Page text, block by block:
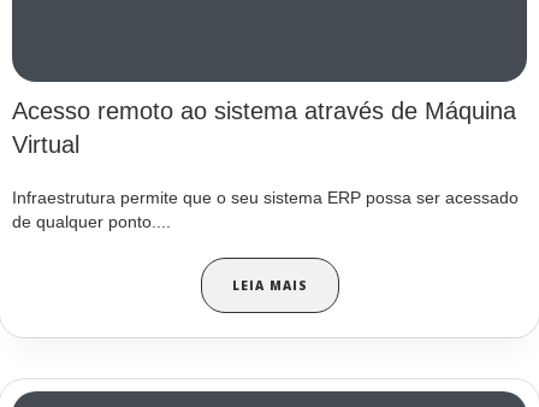
Acesso remoto ao sistema através de Máquina
Virtual
Infraestrutura permite que o seu sistema ERP possa ser acessado
de qualquer ponto....
LEIA MAIS